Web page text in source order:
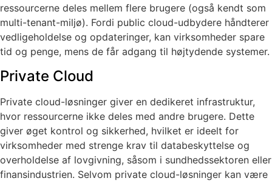
ressourcerne deles mellem flere brugere (også kendt som
multi-tenant-miljø). Fordi public cloud-udbydere håndterer
vedligeholdelse og opdateringer, kan virksomheder spare
tid og penge, mens de får adgang til højtydende systemer.
Private Cloud
Private cloud-løsninger giver en dedikeret infrastruktur,
hvor ressourcerne ikke deles med andre brugere. Dette
giver øget kontrol og sikkerhed, hvilket er ideelt for
virksomheder med strenge krav til databeskyttelse og
overholdelse af lovgivning, såsom i sundhedssektoren eller
finansindustrien. Selvom private cloud-løsninger kan være